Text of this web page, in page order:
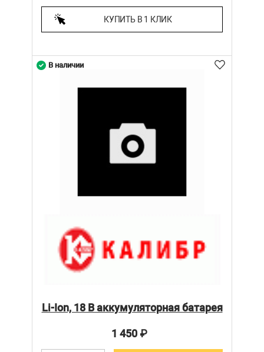
КУПИТЬ В 1 КЛИК
Li-Ion, 18 В аккумуляторная батарея
1 450₽
В наличии